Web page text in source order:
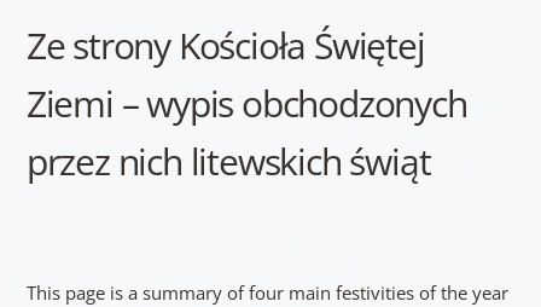
Ze strony Kościoła Świętej
Ziemi – wypis obchodzonych
przez nich litewskich świąt
This page is a summary of four main festivities of the year